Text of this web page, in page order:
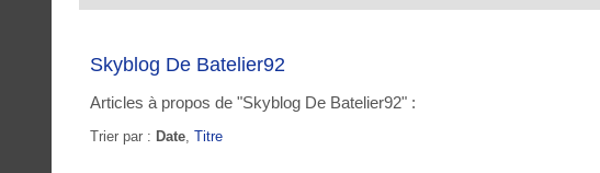
Skyblog De Batelier92
Articles à propos de "Skyblog De Batelier92" :
Trier par : Date Titre